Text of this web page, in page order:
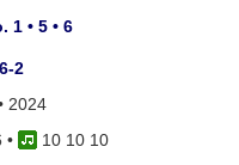
1 • 5 • 6
2
2024
•
10 10 10